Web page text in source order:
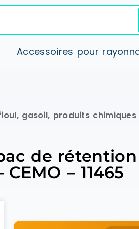
Accessoires pour
gasoil, produits chimiques
de rétention
– 11465